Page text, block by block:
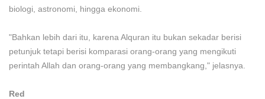
biologi, astronomi, hingga ekonomi.
"Bahkan lebih dari itu, karena Alquran itu bukan sekadar berisi
petunjuk tetapi berisi komparasi orang-orang yang mengikuti
perintah Allah dan orang-orang yang membangkang," jelasnya.
Red